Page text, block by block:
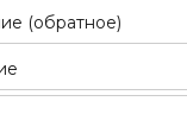
(обратное)